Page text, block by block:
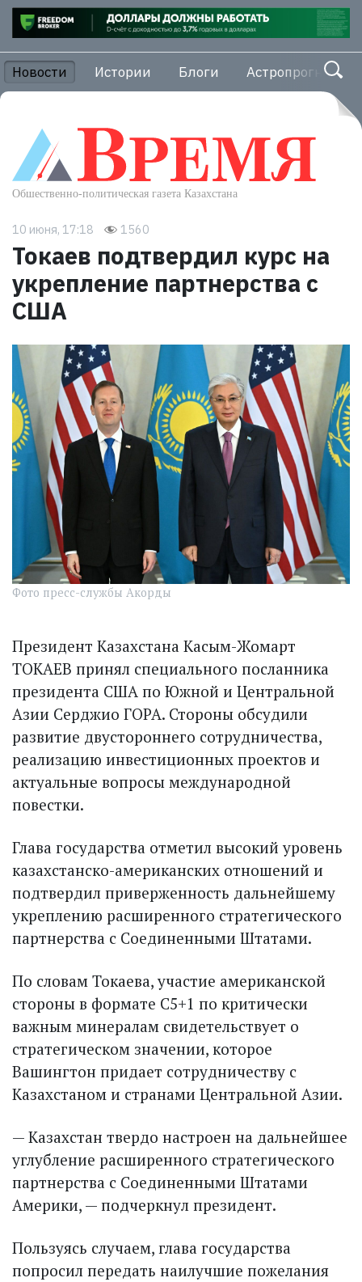
Новости Истории Блоги Астропрогноз
10 июня, 17:18 1560
Токаев подтвердил курс на
укрепление партнерства с
США
Фото пресс-службы Акорды
Президент Казахстана Касым-Жомарт
ТОКАЕВ принял специального посланника
президента США по Южной и Центральной
Азии Серджио ГОРА. Стороны обсудили
развитие двустороннего сотрудничества,
реализацию инвестиционных проектов и
актуальные вопросы международной
повестки.
Глава государства отметил высокий уровень
казахстанско-американских отношений и
подтвердил приверженность дальнейшему
укреплению расширенного стратегического
партнерства с Соединенными Штатами.
По словам Токаева, участие американской
стороны в формате C5+1 по критически
важным минералам свидетельствует о
стратегическом значении, которое
Вашингтон придает сотрудничеству с
Казахстаном и странами Центральной Азии.
— Казахстан твердо настроен на дальнейшее
углубление расширенного стратегического
партнерства с Соединенными Штатами
Америки, — подчеркнул президент.
Пользуясь случаем, глава государства
попросил передать наилучшие пожелания